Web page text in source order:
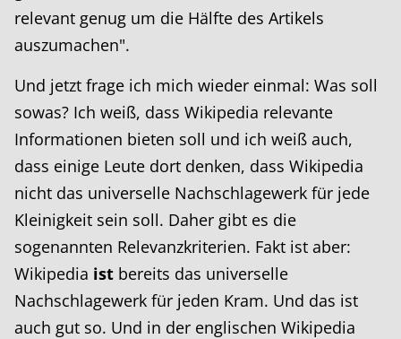
relevant genug um die Hälfte des Artikels
auszumachen".
Und jetzt frage ich mich wieder einmal: Was soll
sowas? Ich weiß, dass Wikipedia relevante
Informationen bieten soll und ich weiß auch,
dass einige Leute dort denken, dass Wikipedia
nicht das universelle Nachschlagewerk für jede
Kleinigkeit sein soll. Daher gibt es die
sogenannten Relevanzkriterien. Fakt ist aber:
Wikipedia ist bereits das universelle
Nachschlagewerk für jeden Kram. Und das ist
auch gut so. Und in der englischen Wikipedia